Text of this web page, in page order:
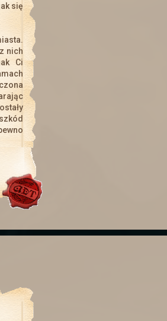
Nowinki
prywatny?
świata
smoków, który nastąpił ponad
się
nich
Ci